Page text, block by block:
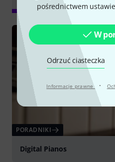
pośrednictwem
W
Odrzuć ciasteczka
Informacje prawne ·
PORADNIKI
Digital Pianos